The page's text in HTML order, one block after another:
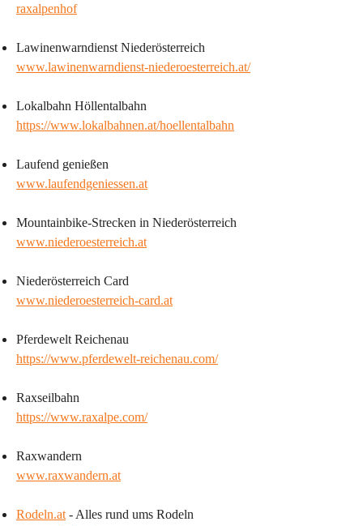
raxalpenhof
Lawinenwarndienst Niederösterreich
www.lawinenwarndienst-niederoesterreich.at/
Lokalbahn Höllentalbahn
https://www.lokalbahnen.at/hoellentalbahn
Laufend genießen
www.laufendgeniessen.at
Mountainbike-Strecken in Niederösterreich
www.niederoesterreich.at
Niederösterreich Card
www.niederoesterreich-card.at
Pferdewelt Reichenau
https://www.pferdewelt-reichenau.com/
Raxseilbahn
https://www.raxalpe.com/
Raxwandern
www.raxwandern.at
Rodeln.at - Alles rund ums Rodeln